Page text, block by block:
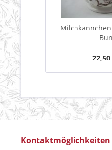
Kontaktmöglichkeiten